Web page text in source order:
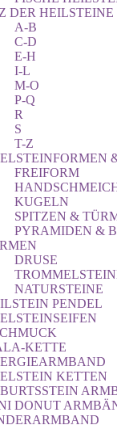
DER HEILSTEINE
A-B
C-D
E-H
I-L
M-O
P-Q
R
S
T-Z
FREIFORM
KUGELN
SPITZEN &
PYRAMIDEN &
DRUSE
NATURSTEINE
PENDEL
KETTE
KETTEN
DONUT